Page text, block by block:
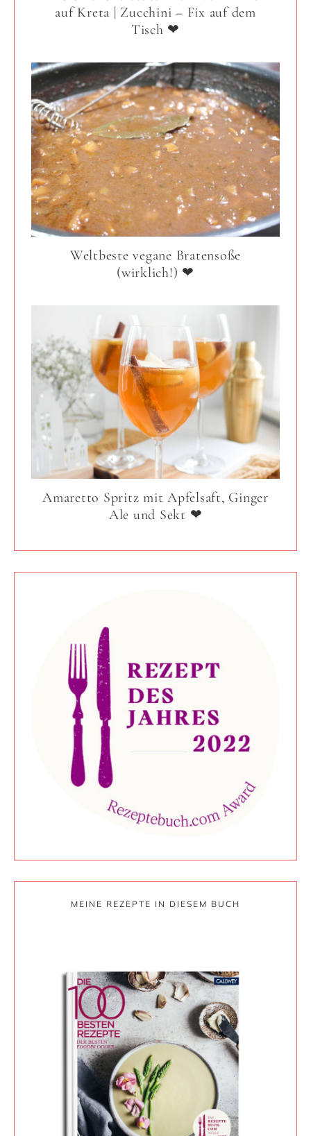
auf Kreta | Zucchini – Fix auf dem
Tisch ❤
Weltbeste vegane Bratensoße
(wirklich!) ❤
Amaretto Spritz mit Apfelsaft, Ginger
Ale und Sekt ❤
MEINE REZEPTE IN DIESEM BUCH